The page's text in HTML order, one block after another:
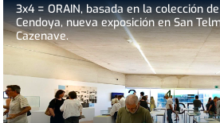
3x4 = ORAIN, basada en la colección
Cendoya, nueva exposición en San
Cazenave.